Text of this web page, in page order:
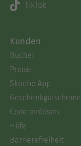
TikTok
Kunden
Bücher
Preise
Skoobe App
Geschenkgutscheine
Code einlösen
Hilfe
Barrierefreiheit